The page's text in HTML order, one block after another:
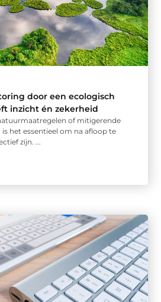
door een ecologisch
inzicht én zekerheid
of mitigerende
het essentieel om na afloop te
zijn. ...